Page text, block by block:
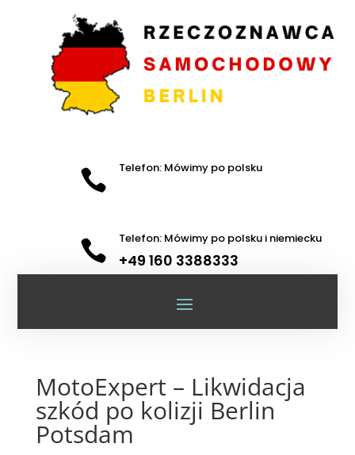
 Telefon: Mówimy po polsku
 Telefon: Mówimy po polsku i niemiecku
+49 160 3388333
MotoExpert – Likwidacja
szkód po kolizji Berlin
Potsdam